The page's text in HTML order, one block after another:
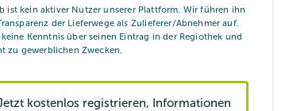
ist kein aktiver Nutzer unserer Plattform. Wir führen ihn
der Lieferwege als Zulieferer/Abnehmer auf.
Kenntnis über seinen Eintrag in der Regiothek und
zu gewerblichen Zwecken.
kostenlos registrieren, Informationen